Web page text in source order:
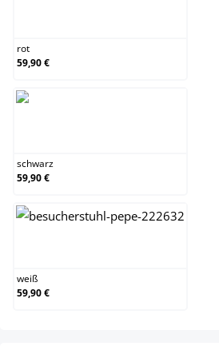
rot
59,90 €
schwarz
59,90 €
weiß
59,90 €